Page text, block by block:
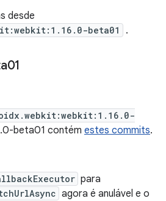
desde
beta01 .
beta01 contém estes commits.
para
agora é anulável e o